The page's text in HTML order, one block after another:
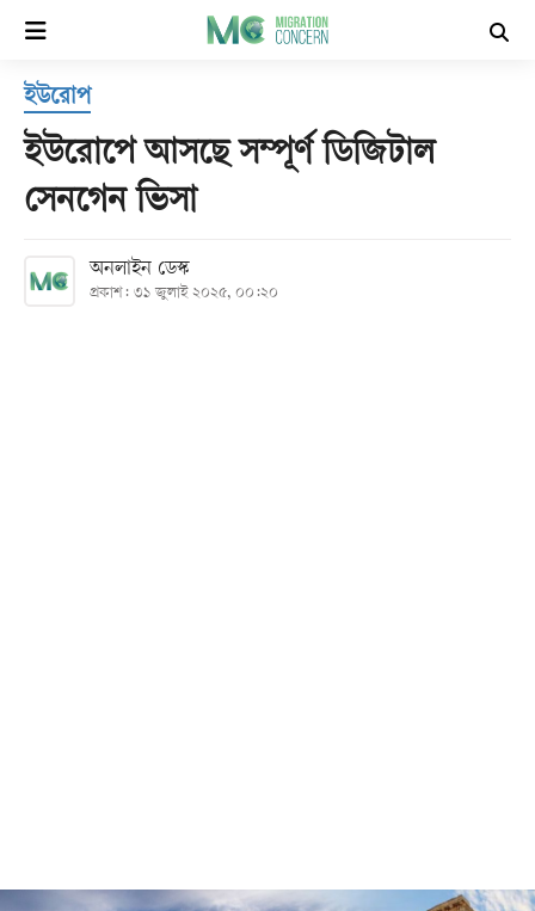
হোম
সর্বশেষ
বিভাগ
ইউরোপ
ইউরোপে আসছে সম্পূর্ণ ডিজিটাল
সেনগেন ভিসা
অনলাইন ডেস্ক
প্রকাশ: ৩১ জুলাই ২০২৫, ০০:২০